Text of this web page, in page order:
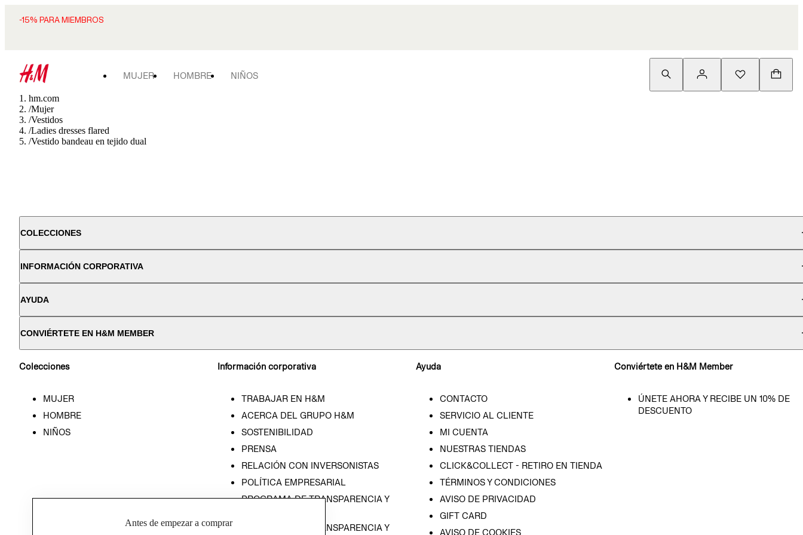
-15% PARA MIEMBROS
MUJER HOMBRE NIÑOS
hm.com
/Mujer
/Vestidos
/Ladies dresses flared
/Vestido bandeau en tejido dual
COLECCIONES
INFORMACIÓN CORPORATIVA
AYUDA
CONVIÉRTETE EN H&M MEMBER
Colecciones
MUJER
HOMBRE
NIÑOS
Información corporativa
TRABAJAR EN H&M
ACERCA DEL GRUPO H&M
SOSTENIBILIDAD
PRENSA
RELACIÓN CON INVERSONISTAS
POLÍTICA EMPRESARIAL
PROGRAMA DE TRANSPARENCIA Y
PROGRAMA DE TRANSPARENCIA Y
Ayuda
CONTACTO
SERVICIO AL CLIENTE
MI CUENTA
NUESTRAS TIENDAS
CLICK&COLLECT - RETIRO EN TIENDA
TÉRMINOS Y CONDICIONES
AVISO DE PRIVACIDAD
GIFT CARD
AVISO DE COOKIES
Conviértete en H&M Member
ÚNETE AHORA Y RECIBE UN 10% DE
DESCUENTO
Antes de empezar a comprar